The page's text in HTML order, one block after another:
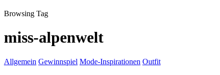
Browsing Tag
miss-alpenwelt
Allgemein Gewinnspiel Mode-Inspirationen Outfit